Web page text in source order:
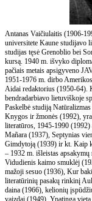
Antanas Vaičiulaitis (1906-
universitete Kaune studijavo
studijas tęsė Grenoblio bei
kursą. 1940 m. išvyko
pačiais metais apsigyveno
1951-1976 m. dirbo
Aidai redaktorius (1950-64).
bendradarbiavo lietuviškoje
Paskelbė studiją
Knygos ir žmonės (1992),
literatūros, 1945-1990
Mañara (1937), Septynias
Gimdytoją (1939) ir kt. Kaip
– 1932 m. išleistas
Vidudienis kaimo smuklėj
mažoji sesuo (1936), Kur
literatūrinių pasakų rinkinį
daina (1966), kelionių
vaizdai (1949). Ypatingą